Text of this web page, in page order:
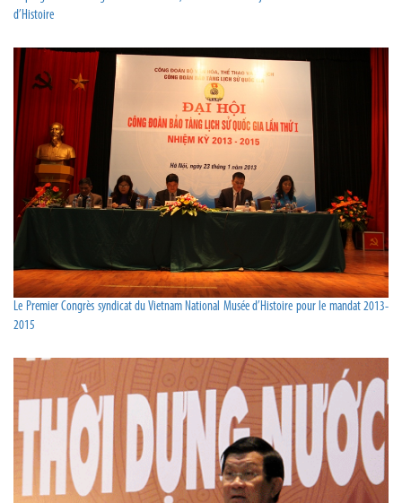
d’Histoire
Le Premier Congrès syndicat du Vietnam National Musée d’Histoire pour le mandat 2013-
2015